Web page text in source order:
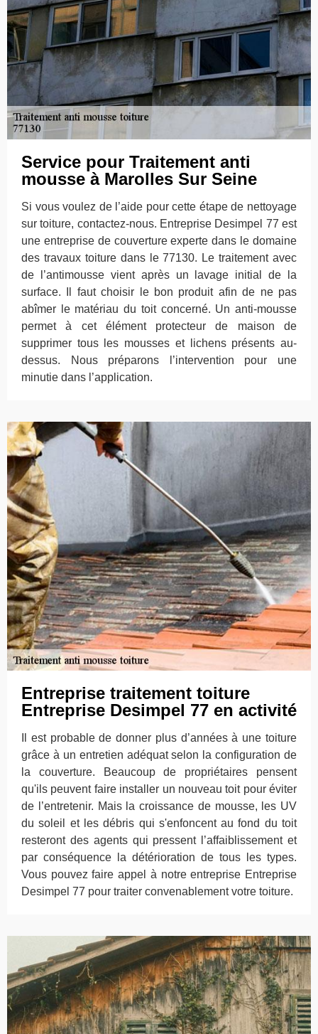
Service pour Traitement anti
mousse à Marolles Sur Seine
Si vous voulez de l’aide pour cette étape de nettoyage
sur toiture, contactez-nous. Entreprise Desimpel 77 est
une entreprise de couverture experte dans le domaine
des travaux toiture dans le 77130. Le traitement avec
de l’antimousse vient après un lavage initial de la
surface. Il faut choisir le bon produit afin de ne pas
abîmer le matériau du toit concerné. Un anti-mousse
permet à cet élément protecteur de maison de
supprimer tous les mousses et lichens présents au-
dessus. Nous préparons l’intervention pour une
minutie dans l’application.
Entreprise traitement toiture
Entreprise Desimpel 77 en activité
Il est probable de donner plus d’années à une toiture
grâce à un entretien adéquat selon la configuration de
la couverture. Beaucoup de propriétaires pensent
qu'ils peuvent faire installer un nouveau toit pour éviter
de l’entretenir. Mais la croissance de mousse, les UV
du soleil et les débris qui s'enfoncent au fond du toit
resteront des agents qui pressent l’affaiblissement et
par conséquence la détérioration de tous les types.
Vous pouvez faire appel à notre entreprise Entreprise
Desimpel 77 pour traiter convenablement votre toiture.